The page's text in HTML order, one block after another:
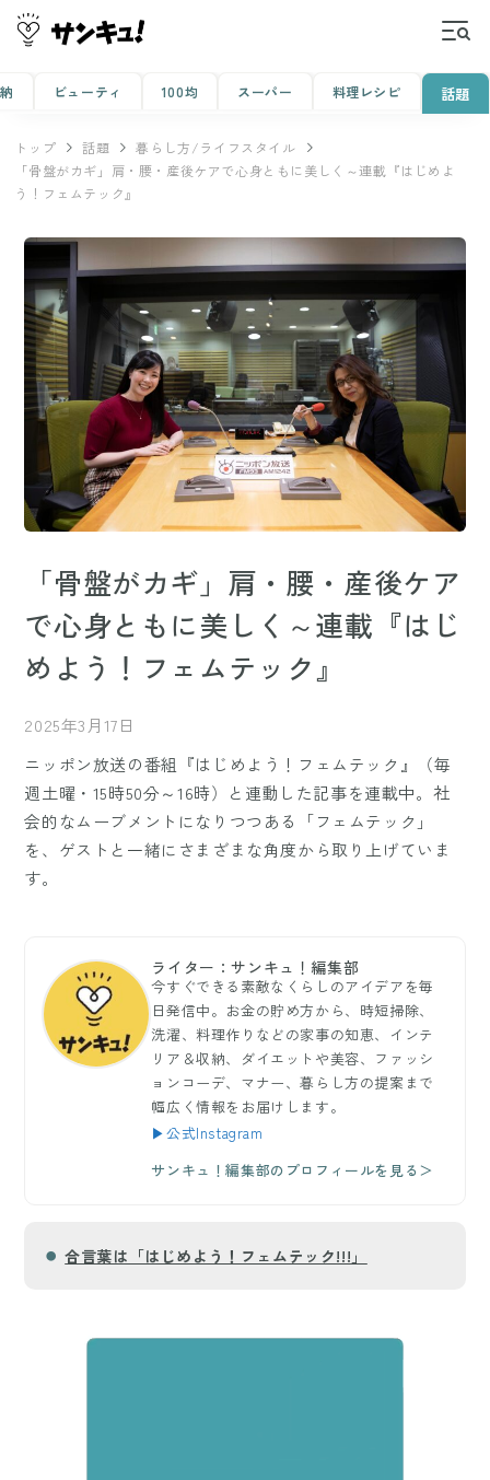
ビューティ 100均 スーパー 料理レシピ 話題
トップ 話題
暮らし方/ライフスタイル
「骨盤がカギ」肩・腰・産後ケアで心身ともに美しく～連載『はじめよ
う！フェムテック』
「骨盤がカギ」肩・腰・産後ケア
で心身ともに美しく～連載『はじ
めよう！フェムテック』
2025年3月17日
ニッポン放送の番組『はじめよう！フェムテック』（毎
週土曜・15時50分～16時）と連動した記事を連載中。社
会的なムーブメントになりつつある「フェムテック」
を、ゲストと一緒にさまざまな角度から取り上げていま
す。
ライター：サンキュ！編集部
今すぐできる素敵なくらしのアイデアを毎
日発信中。お金の貯め方から、時短掃除、
洗濯、料理作りなどの家事の知恵、インテ
リア＆収納、ダイエットや美容、ファッシ
ョンコーデ、マナー、暮らし方の提案まで
幅広く情報をお届けします。
▶公式Instagram
サンキュ！編集部のプロフィールを見る＞
合言葉は「はじめよう！フェムテック!!!」